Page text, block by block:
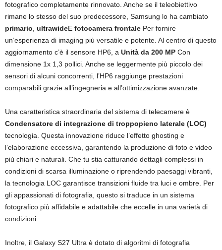
fotografico completamente rinnovato. Anche se il teleobiettivo
rimane lo stesso del suo predecessore, Samsung lo ha cambiato
primario, ultrawideE fotocamera frontale Per fornire
un’esperienza di imaging più versatile e potente. Al centro di questo
aggiornamento c’è il sensore HP6, a Unità da 200 MP Con
dimensione 1x 1,3 pollici. Anche se leggermente più piccolo dei
sensori di alcuni concorrenti, l’HP6 raggiunge prestazioni
comparabili grazie all’ingegneria e all’ottimizzazione avanzate.
Una caratteristica straordinaria del sistema di telecamere è
Condensatore di integrazione di troppopieno laterale (LOC)
tecnologia. Questa innovazione riduce l’effetto ghosting e
l’elaborazione eccessiva, garantendo la produzione di foto e video
più chiari e naturali. Che tu stia catturando dettagli complessi in
condizioni di scarsa illuminazione o riprendendo paesaggi vibranti,
la tecnologia LOC garantisce transizioni fluide tra luci e ombre. Per
gli appassionati di fotografia, questo si traduce in un sistema
fotografico più affidabile e adattabile che eccelle in una varietà di
condizioni.
Inoltre, il Galaxy S27 Ultra è dotato di algoritmi di fotografia